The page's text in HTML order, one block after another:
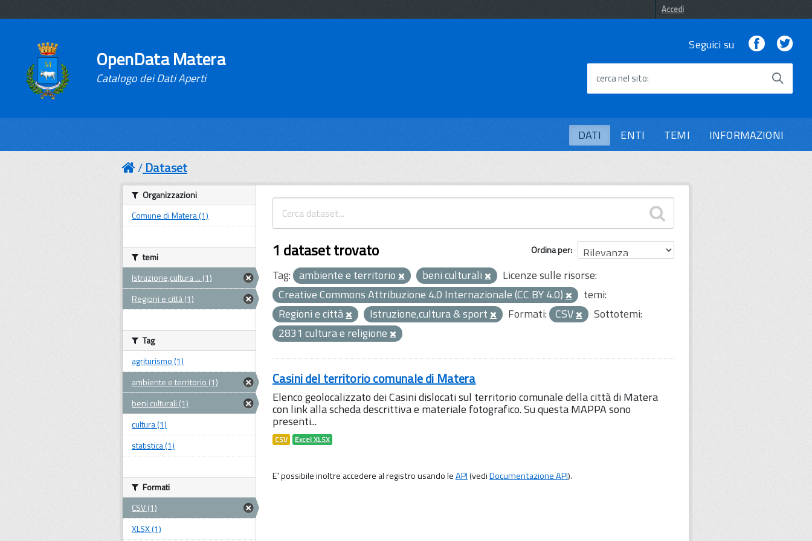
Accedi
OpenData Matera
Catalogo dei Dati Aperti
Seguici su Facebook
cerca nel sito
DATI ENTI TEMI INFORMAZIONI
Dataset
Ordina per
1 dataset trovato
Tag: ambiente e territorio beni culturali
Licenze sulle risorse:
Creative Commons Attribuzione 4.0 Internazionale (CC BY 4.0)
temi:
Regioni e città
Istruzione,cultura & sport Formati: CSV
Sottotemi:
2831 cultura e religione
Casini del territorio comunale di Matera
Elenco geolocalizzato dei Casini dislocati sul territorio comunale della città di Matera
con link alla scheda descrittiva e materiale fotografico. Su questa MAPPA sono
presenti...
CSV Excel XLSX
E' possibile inoltre accedere al registro usando leAPI(vediDocumentazione API).
Organizzazioni
Comune di Matera (1)
temi
Istruzione,cultura ... (1)
Regioni e città (1)
Tag
agriturismo (1)
ambiente e territorio (1)
beni culturali (1)
cultura (1)
statistica (1)
Formati
CSV (1)
XLSX (1)